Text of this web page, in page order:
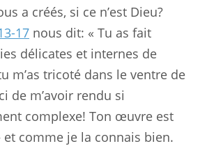
a créés, si ce n’est Dieu?
17 nous dit: « Tu as fait
délicates et internes de
m’as tricoté dans le ventre de
de m’avoir rendu si
complexe! Ton œuvre est
et comme je la connais bien.